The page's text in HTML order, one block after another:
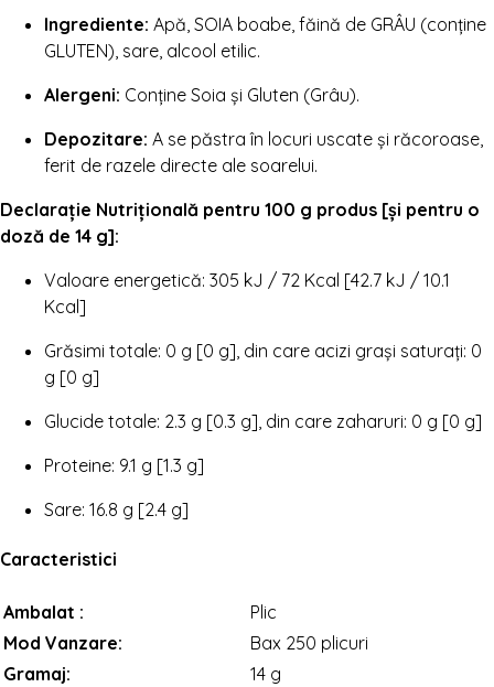
Ingrediente: Apă, SOIA boabe, făină de GRÂU (conține
GLUTEN), sare, alcool etilic.
Alergeni: Conține Soia și Gluten (Grâu).
Depozitare: A se păstra în locuri uscate și răcoroase,
ferit de razele directe ale soarelui.
Declarație Nutrițională pentru 100 g produs [și pentru o
doză de 14 g]:
Valoare energetică: 305 kJ / 72 Kcal [42.7 kJ / 10.1
Kcal]
Grăsimi totale: 0 g [0 g], din care acizi grași saturați: 0
g [0 g]
Glucide totale: 2.3 g [0.3 g], din care zaharuri: 0 g [0 g]
Proteine: 9.1 g [1.3 g]
Sare: 16.8 g [2.4 g]
Caracteristici
Ambalat :
Plic
Mod Vanzare:
Bax 250 plicuri
Gramaj:
14 g